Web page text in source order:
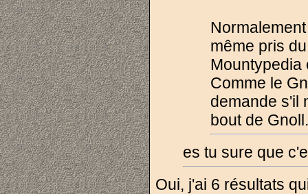
même pris
Mountypedia
Comme le
demande s'il
bout de
es tu sure que
Oui, j'ai 6 résultats